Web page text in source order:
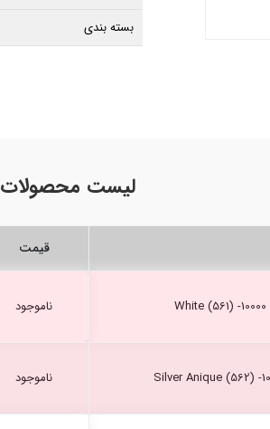
بسته بندی
لیست محصولات
قیمت
ناموجود
ناموجود